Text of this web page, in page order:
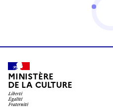
MINISTÈRE
DE LA CULTURE